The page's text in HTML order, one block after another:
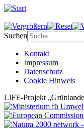
Suchen
Kontakt
Impressum
Datenschutz
Cookie Hinweis
LIFE-Projekt